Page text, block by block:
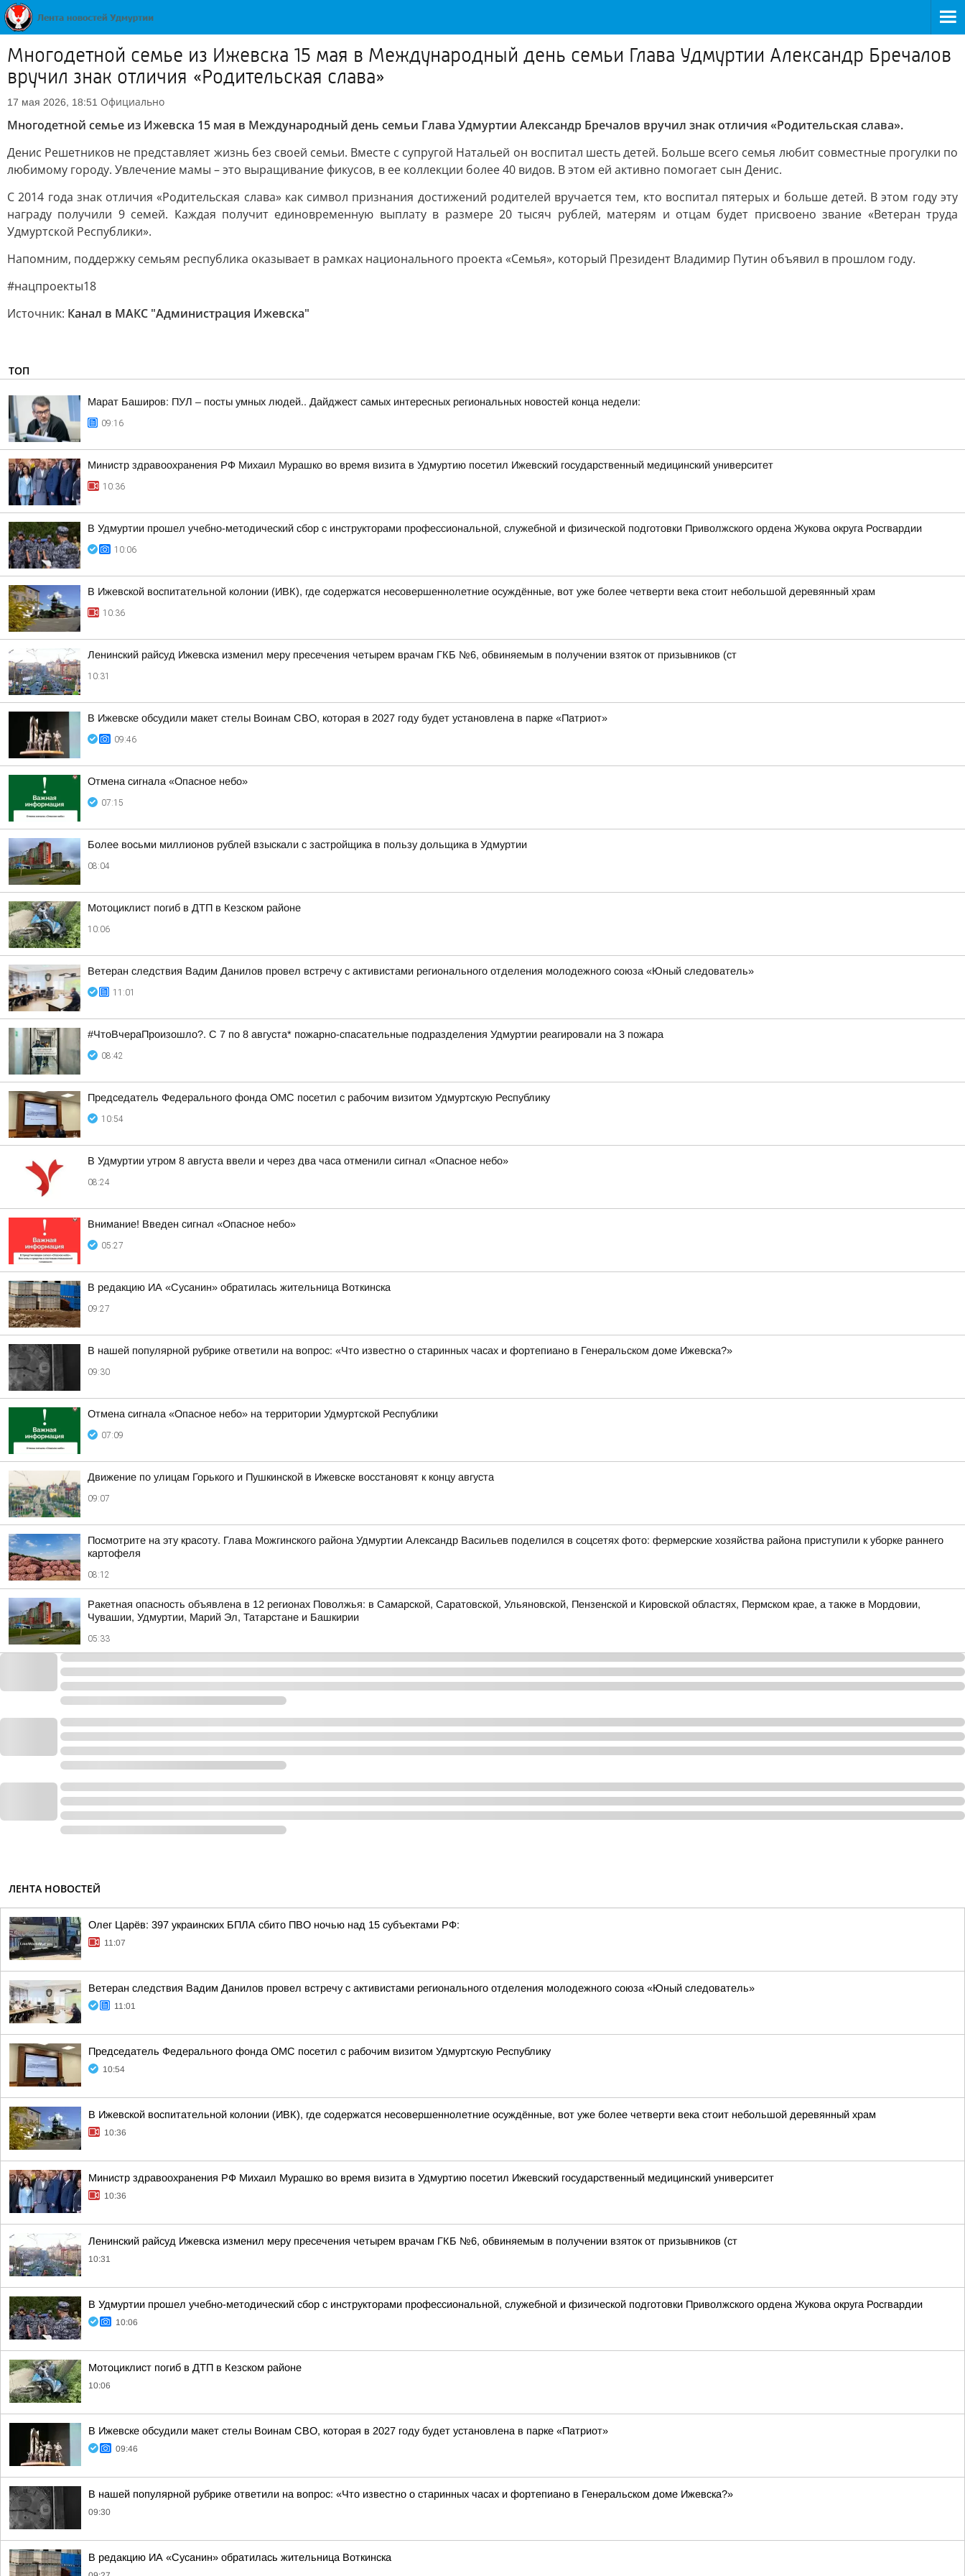
Многодетной семье из Ижевска 15 мая в Международный день семьи Глава Удмуртии Александр Бречалов
вручил знак отличия «Родительская слава»
17 мая 2026, 18:51 Официально
Многодетной семье из Ижевска 15 мая в Международный день семьи Глава Удмуртии Александр Бречалов вручил знак отличия «Родительская слава».
Денис Решетников не представляет жизнь без своей семьи. Вместе с супругой Натальей он воспитал шесть детей. Больше всего семья любит совместные прогулки по
любимому городу. Увлечение мамы – это выращивание фикусов, в ее коллекции более 40 видов. В этом ей активно помогает сын Денис.
С 2014 года знак отличия «Родительская слава» как символ признания достижений родителей вручается тем, кто воспитал пятерых и больше детей. В этом году эту
награду получили 9 семей. Каждая получит единовременную выплату в размере 20 тысяч рублей, матерям и отцам будет присвоено звание «Ветеран труда
Удмуртской Республики».
Напомним, поддержку семьям республика оказывает в рамках национального проекта «Семья», который Президент Владимир Путин объявил в прошлом году.
#нацпроекты18
Источник: Канал в МАКС "Администрация Ижевска"
ТОП
Марат Баширов: ПУЛ – посты умных людей.. Дайджест самых интересных региональных новостей конца недели:
09:16
Министр здравоохранения РФ Михаил Мурашко во время визита в Удмуртию посетил Ижевский государственный медицинский университет
10:36
В Удмуртии прошел учебно-методический сбор с инструкторами профессиональной, служебной и физической подготовки Приволжского ордена Жукова округа Росгвардии
10:06
В Ижевской воспитательной колонии (ИВК), где содержатся несовершеннолетние осуждённые, вот уже более четверти века стоит небольшой деревянный храм
10:36
Ленинский райсуд Ижевска изменил меру пресечения четырем врачам ГКБ №6, обвиняемым в получении взяток от призывников (ст
10:31
В Ижевске обсудили макет стелы Воинам СВО, которая в 2027 году будет установлена в парке «Патриот»
09:46
Отмена сигнала «Опасное небо»
07:15
Более восьми миллионов рублей взыскали с застройщика в пользу дольщика в Удмуртии
08:04
Мотоциклист погиб в ДТП в Кезском районе
10:06
Ветеран следствия Вадим Данилов провел встречу с активистами регионального отделения молодежного союза «Юный следователь»
11:01
#ЧтоВчераПроизошло?. С 7 по 8 августа* пожарно-спасательные подразделения Удмуртии реагировали на 3 пожара
08:42
Председатель Федерального фонда ОМС посетил с рабочим визитом Удмуртскую Республику
10:54
В Удмуртии утром 8 августа ввели и через два часа отменили сигнал «Опасное небо»
08:24
Внимание! Введен сигнал «Опасное небо»
05:27
В редакцию ИА «Сусанин» обратилась жительница Воткинска
09:27
В нашей популярной рубрике ответили на вопрос: «Что известно о старинных часах и фортепиано в Генеральском доме Ижевска?»
09:30
Отмена сигнала «Опасное небо» на территории Удмуртской Республики
07:09
Движение по улицам Горького и Пушкинской в Ижевске восстановят к концу августа
09:07
Посмотрите на эту красоту. Глава Можгинского района Удмуртии Александр Васильев поделился в соцсетях фото: фермерские хозяйства района приступили к уборке раннего
картофеля
08:12
Ракетная опасность объявлена в 12 регионах Поволжья: в Самарской, Саратовской, Ульяновской, Пензенской и Кировской областях, Пермском крае, а также в Мордовии,
Чувашии, Удмуртии, Марий Эл, Татарстане и Башкирии
05:33
ЛЕНТА НОВОСТЕЙ
Олег Царёв: 397 украинских БПЛА сбито ПВО ночью над 15 субъектами РФ:
11:07
Ветеран следствия Вадим Данилов провел встречу с активистами регионального отделения молодежного союза «Юный следователь»
11:01
Председатель Федерального фонда ОМС посетил с рабочим визитом Удмуртскую Республику
10:54
В Ижевской воспитательной колонии (ИВК), где содержатся несовершеннолетние осуждённые, вот уже более четверти века стоит небольшой деревянный храм
10:36
Министр здравоохранения РФ Михаил Мурашко во время визита в Удмуртию посетил Ижевский государственный медицинский университет
10:36
Ленинский райсуд Ижевска изменил меру пресечения четырем врачам ГКБ №6, обвиняемым в получении взяток от призывников (ст
10:31
В Удмуртии прошел учебно-методический сбор с инструкторами профессиональной, служебной и физической подготовки Приволжского ордена Жукова округа Росгвардии
10:06
Мотоциклист погиб в ДТП в Кезском районе
10:06
В Ижевске обсудили макет стелы Воинам СВО, которая в 2027 году будет установлена в парке «Патриот»
09:46
В нашей популярной рубрике ответили на вопрос: «Что известно о старинных часах и фортепиано в Генеральском доме Ижевска?»
09:30
В редакцию ИА «Сусанин» обратилась жительница Воткинска